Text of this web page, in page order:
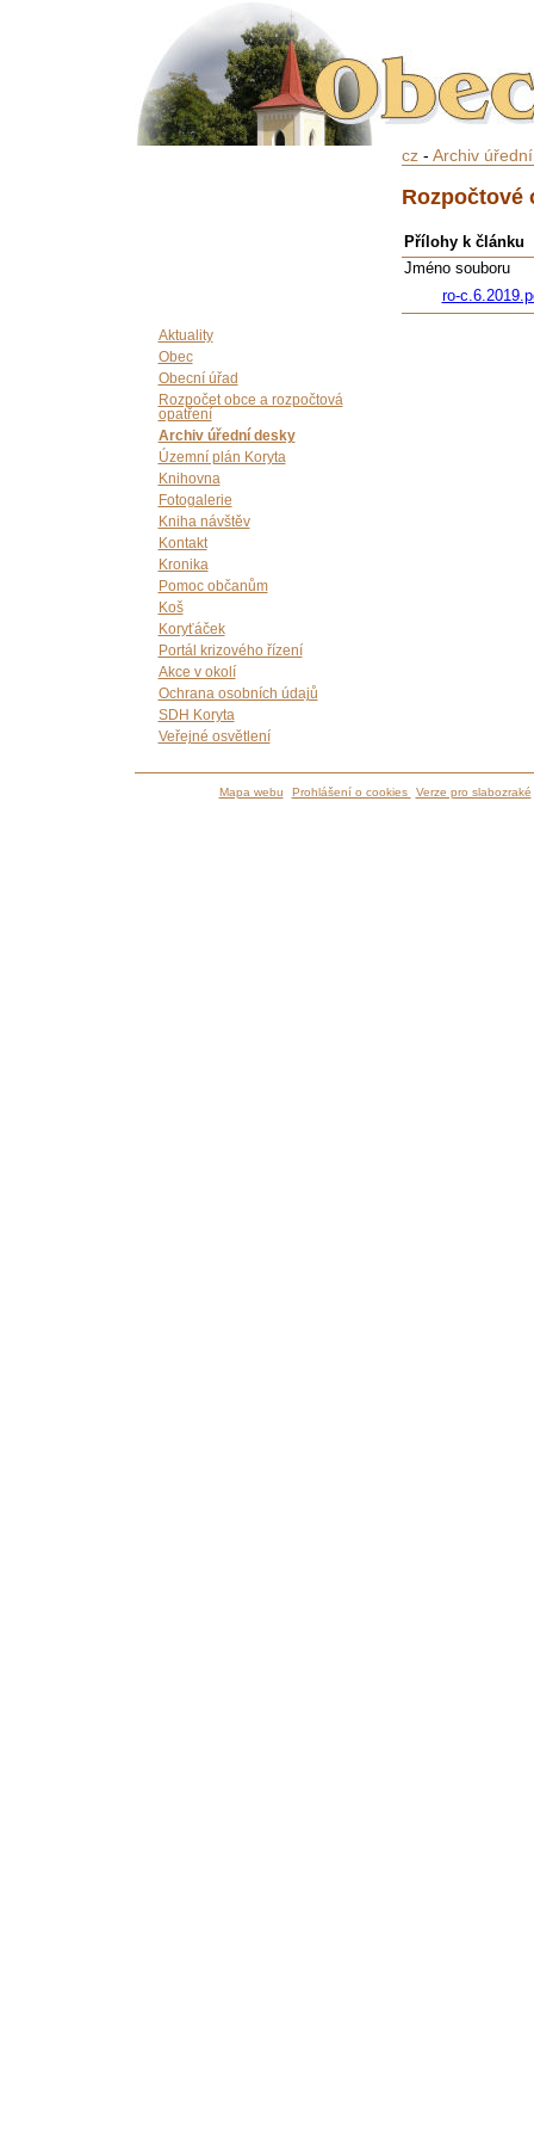
Aktuality
Obec
Obecní úřad
Rozpočet obce a rozpočtová
opatření
Archiv úřední desky
Územní plán Koryta
Knihovna
Fotogalerie
Kniha návštěv
Kontakt
Kronika
Pomoc občanům
Koš
Koryťáček
Portál krizového řízení
Akce v okolí
Ochrana osobních údajů
SDH Koryta
Veřejné osvětlení
cz- Archiv
Rozpočtové
Přílohy k článku
Jméno souboru
ro-
Mapa webu Prohlášení o cookies Verze pro slabozraké